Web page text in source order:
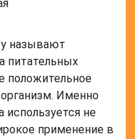
называют
питательных
положительное
Именно
используется не
применение в